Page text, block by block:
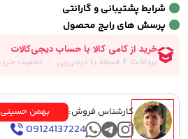
شرایط پشتیبانی و گارانتی
پرسش های رایج محصول
کارشناس فروش: بهمن حسینی
09124137224